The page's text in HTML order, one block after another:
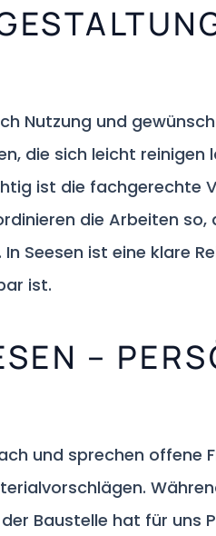
Nutzung und
die sich leicht reinigen
ist die fachgerechte
die Arbeiten so,
Seesen ist eine klare
ist.
–
und sprechen offene
Baustelle hat für uns